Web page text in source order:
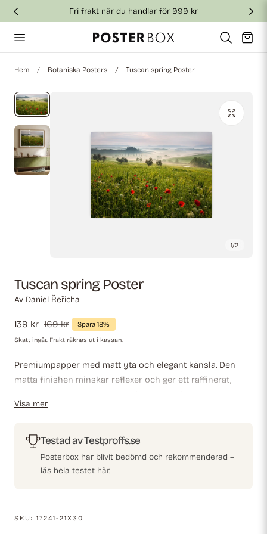
till innehållet Fri frakt när du handlar för 999 kr
Vagn
Hem Botaniska Posters Tuscan spring Poster
1/2
Tuscan spring Poster
Av Daniel Řeřicha
Försäljningspris
139 kr Ordinarie
pris
169 kr Spara 18%
Skatt ingår. Frakt räknas ut i kassan.
Premiumpapper med matt yta och elegant känsla. Den
matta finishen minskar reflexer och ger ett raffinerat,
användning, perfekt för både professionella miljöer och
Visa mer
Testad av Testproffs.se
Posterbox har blivit bedömd och rekommenderad –
läs hela testet här.
SKU: 17241-21X30